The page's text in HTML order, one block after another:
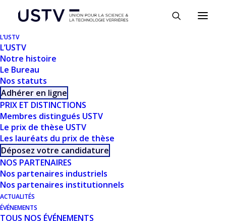
L’USTV
L’USTV
Notre histoire
Le Bureau
Nos statuts
Adhérer en ligne
PRIX ET DISTINCTIONS
Membres distingués USTV
Le prix de thèse USTV
Les lauréats du prix de thèse
Déposez votre candidature
NOS PARTENAIRES
Nos partenaires industriels
Nos partenaires institutionnels
ACTUALITÉS
ÉVÉNEMENTS
TOUS NOS ÉVÉNEMENTS
TÉLÉCHARGER
Télécharger